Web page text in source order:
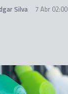
Silva 7 Abr 02:00